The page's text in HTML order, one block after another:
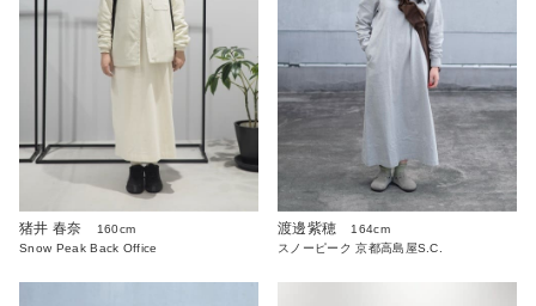
猪井 春奈
160cm
Snow Peak Back Office
渡邊紫穂
164cm
スノーピーク 京都高島屋S.C.